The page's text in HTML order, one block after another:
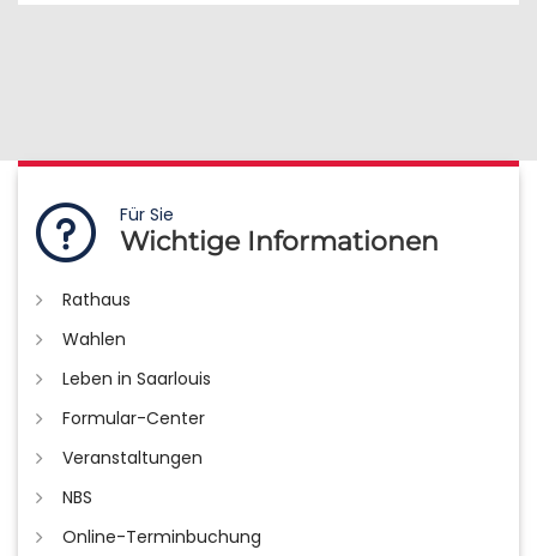
Für Sie
Wichtige Informationen
Rathaus
Wahlen
Leben in Saarlouis
Formular-Center
Veranstaltungen
NBS
Online-Terminbuchung